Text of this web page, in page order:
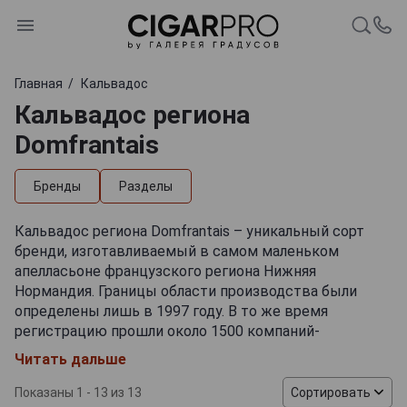
Главная Кальвадос
Кальвадос региона
Domfrantais
Бренды Разделы
Кальвадос региона Domfrantais – уникальный сорт
бренди, изготавливаемый в самом маленьком
апелласьоне французского региона Нижняя
Нормандия. Границы области производства были
определены лишь в 1997 году. В то же время
регистрацию прошли около 1500 компаний-
изготовителей напитка, среди которых
насчитывается лишь 5 крупных дистиллерий. Одной
из главных особенностей кальвадоса из АОС
Читать дальше
Показаны 1 - 13 из 13 Сортировать